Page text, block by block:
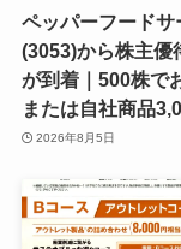
ペッパーフードサ
(3053)から株主優
が到着｜500株で
または自社商品
2026年8月5日